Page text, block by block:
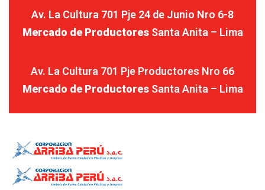
Av. La Cultura 701 Pje 24 de Junio Nro 6-8
Mercado de ProductoresSanta Anita – Lima
Av. La Cultura 701 Pje Productores Nro 66
Mercado de ProductoresSanta Anita – Lima